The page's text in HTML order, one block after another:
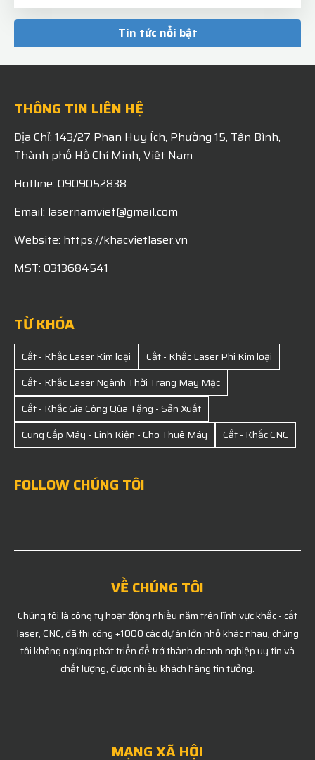
TẤM INOX BÌNH THƯỜNG – KHI QUA TAY
LASER NAM VIỆT SẼ TRỞ THÀNH "BỘ MẶT"
CHUYÊN NGHIỆP CỦA THƯƠNG HIỆU!
MON 07, 2026
Tin tức nổi bật
THÔNG TIN LIÊN HỆ
Địa Chỉ: 143/27 Phan Huy Ích, Phường 15, Tân Bình,
Thành phố Hồ Chí Minh, Việt Nam
Hotline: 0909052838
Email: lasernamviet@gmail.com
Website: https://khacvietlaser.vn
MST: 0313684541
TỪ KHÓA
Cắt - Khắc Laser Kim loại
Cắt - Khắc Laser Phi Kim loại
Cắt - Khắc Laser Ngành Thời Trang May Mặc
Cắt - Khắc Gia Công Qùa Tặng - Sản Xuất
Cung Cấp Máy - Linh Kiện - Cho Thuê Máy
Cắt - Khắc CNC
FOLLOW CHÚNG TÔI
VỀ CHÚNG TÔI
Chúng tôi là công ty hoạt động nhiều năm trên lĩnh vực khắc - cắt
laser, CNC, đã thi công +1000 các dự án lớn nhỏ khác nhau, chúng
tôi không ngừng phát triển để trở thành doanh nghiệp uy tín và
chất lượng, được nhiều khách hàng tin tưởng.
MẠNG XÃ HỘI